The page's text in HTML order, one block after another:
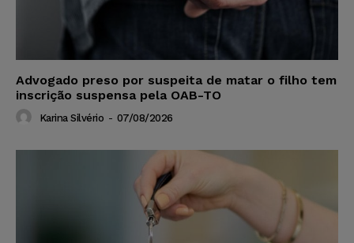
Advogado preso por suspeita de matar o filho tem
inscrição suspensa pela OAB-TO
Karina Silvério - 07/08/2026